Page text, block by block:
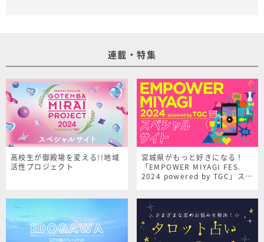
連載・特集
高校生が御殿場を変える!!地域
活性プロジェクト
宮城県がもっと好きになる！
「EMPOWER MIYAGI FES.
2024 powered by TGC」スペ